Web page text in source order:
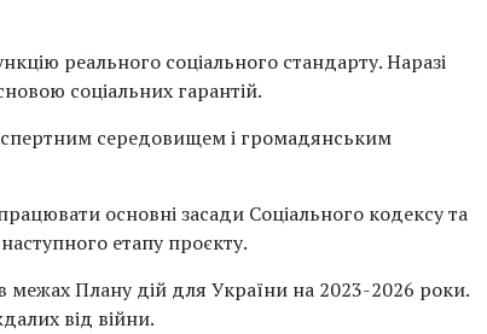
реального соціального стандарту. Наразі
соціальних гарантій.
середовищем і громадянським
основні засади Соціального кодексу та
етапу проєкту.
межах Плану дій для України на 2023-2026 роки.
від війни.